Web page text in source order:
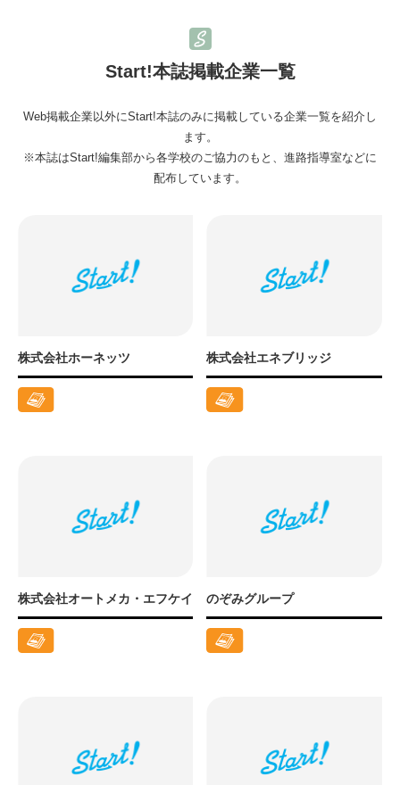
Start!本誌掲載企業一覧
Web掲載企業以外にStart!本誌のみに掲載している企業一覧を紹介し
ます。
※本誌はStart!編集部から各学校のご協力のもと、進路指導室などに
配布しています。
株式会社ホーネッツ 株式会社エネブリッジ
株式会社オートメカ・エフケイ のぞみグループ